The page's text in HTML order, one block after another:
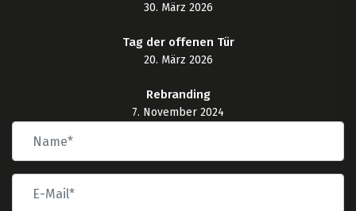
30. März 2026
Tag der offenen Tür
20. März 2026
Rebranding
7. November 2024